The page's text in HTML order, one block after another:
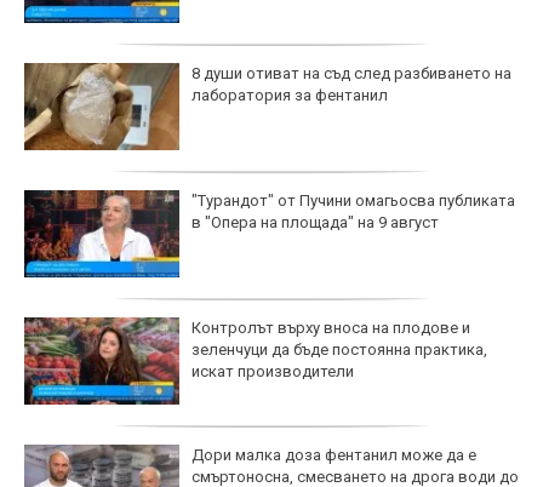
8 души отиват на съд след разбиването на
лаборатория за фентанил
"Турандот" от Пучини омагьосва публиката
в "Опера на площада" на 9 август
Контролът върху вноса на плодове и
зеленчуци да бъде постоянна практика,
искат производители
Дори малка доза фентанил може да е
смъртоносна, смесването на дрога води до